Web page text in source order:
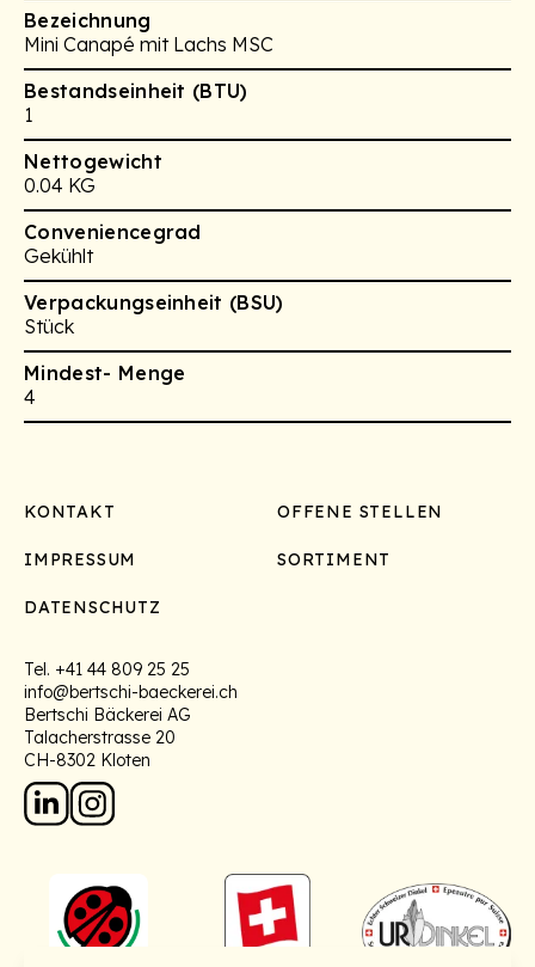
Bezeichnung
Mini Canapé mit Lachs MSC
Bestandseinheit (BTU)
1
Nettogewicht
0.04 KG
Conveniencegrad
Gekühlt
Verpackungseinheit (BSU)
Stück
Mindest- Menge
4
Footer
KONTAKT OFFENE STELLEN
IMPRESSUM SORTIMENT
DATENSCHUTZ
Tel. +41 44 809 25 25
info@bertschi-baeckerei.ch
Bertschi Bäckerei AG
Talacherstrasse 20
CH-8302 Kloten